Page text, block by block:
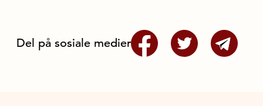
Del på sosiale medier